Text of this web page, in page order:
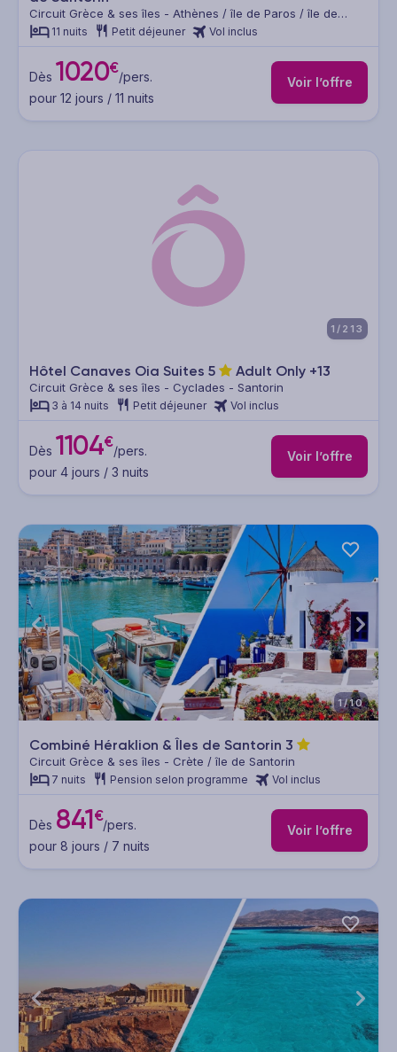
Circuit Grèce & ses îles - Athènes / île de Paros / île de
Naxos / île de Santorin
11 nuits Petit déjeuner Vol inclus
Dès 1020€/pers.
pour 12 jours / 11 nuits
Voir l’offre
1/213
Hôtel Canaves Oia Suites 5 Adult Only +13
Circuit Grèce & ses îles - Cyclades - Santorin
3 à 14 nuits Petit déjeuner Vol inclus
Dès 1104€/pers.
pour 4 jours / 3 nuits
Voir l’offre
1/10
Combiné Héraklion & Îles de Santorin 3
Circuit Grèce & ses îles - Crète / île de Santorin
7 nuits Pension selon programme Vol inclus
Dès 841€/pers.
pour 8 jours / 7 nuits
Voir l’offre